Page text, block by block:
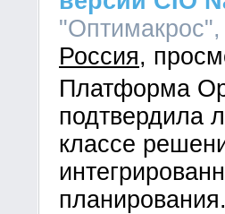
Россия
Платформа
подтвердила
классе